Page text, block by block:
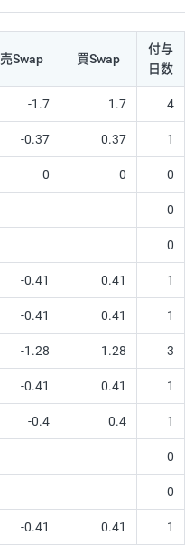
売Swap 買Swap
付与
日数
-1.7 1.7 4
-0.37 0.37 1
0 0 0
0
0
-0.41 0.41 1
-0.41 0.41 1
-1.28 1.28 3
-0.41 0.41 1
-0.4 0.4 1
0
0
-0.41 0.41 1